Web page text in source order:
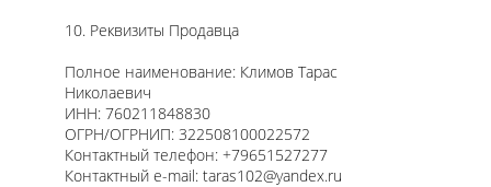
10. Реквизиты Продавца
Полное наименование: Климов Тарас
Николаевич
ИНН: 760211848830
ОГРН/ОГРНИП: 322508100022572
Контактный телефон: +79651527277
Контактный e-mail: taras102@yandex.ru